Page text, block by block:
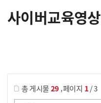
사이버교육영상
총 게시물29 ,페이지 1/ 3